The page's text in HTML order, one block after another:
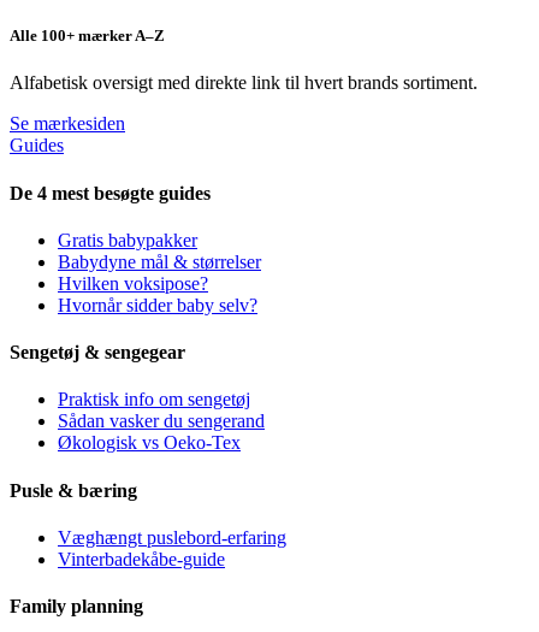
Alle 100+ mærker A–Z
Alfabetisk oversigt med direkte link til hvert brands sortiment.
Se mærkesiden
Guides
De 4 mest besøgte guides
Gratis babypakker
Babydyne mål & størrelser
Hvilken voksipose?
Hvornår sidder baby selv?
Sengetøj & sengegear
Praktisk info om sengetøj
Sådan vasker du sengerand
Økologisk vs Oeko-Tex
Pusle & bæring
Væghængt puslebord-erfaring
Vinterbadekåbe-guide
Family planning